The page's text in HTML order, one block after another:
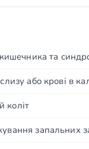
та
або крові в
коліт